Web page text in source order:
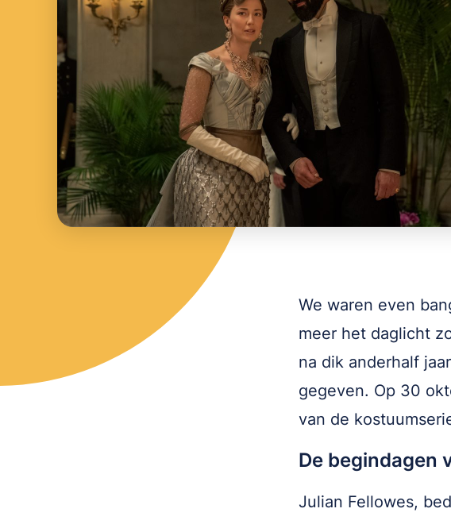
We waren even
meer het daglicht
na dik anderhalf
gegeven. Op 30
van de
De begindagen
Julian Fellowes,